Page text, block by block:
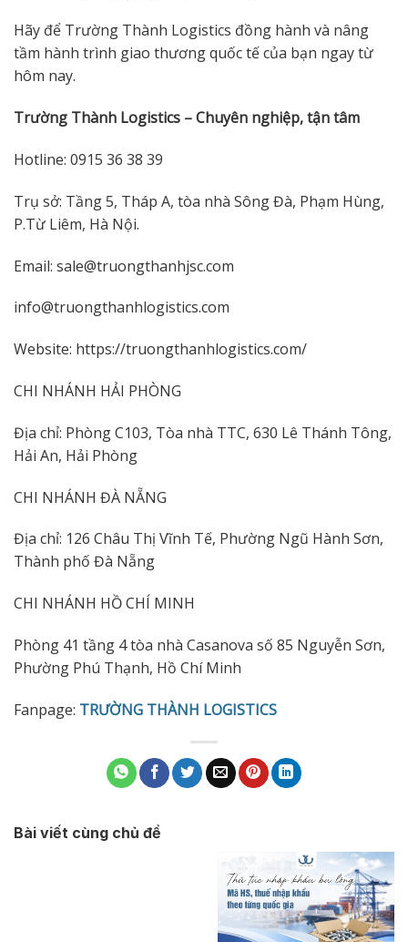
Hãy để Trường Thành Logistics đồng hành và nâng
tầm hành trình giao thương quốc tế của bạn ngay từ
hôm nay.
Trường Thành Logistics – Chuyên nghiệp, tận tâm
Hotline: 0915 36 38 39
Trụ sở: Tầng 5, Tháp A, tòa nhà Sông Đà, Phạm Hùng,
P.Từ Liêm, Hà Nội.
Email: sale@truongthanhjsc.com
info@truongthanhlogistics.com
Website: https://truongthanhlogistics.com/
CHI NHÁNH HẢI PHÒNG
Địa chỉ: Phòng C103, Tòa nhà TTC, 630 Lê Thánh Tông,
Hải An, Hải Phòng
CHI NHÁNH ĐÀ NẴNG
Địa chỉ: 126 Châu Thị Vĩnh Tế, Phường Ngũ Hành Sơn,
Thành phố Đà Nẵng
CHI NHÁNH HỒ CHÍ MINH
Phòng 41 tầng 4 tòa nhà Casanova số 85 Nguyễn Sơn,
Phường Phú Thạnh, Hồ Chí Minh
Fanpage: TRƯỜNG THÀNH LOGISTICS
Bài viết cùng chủ đề